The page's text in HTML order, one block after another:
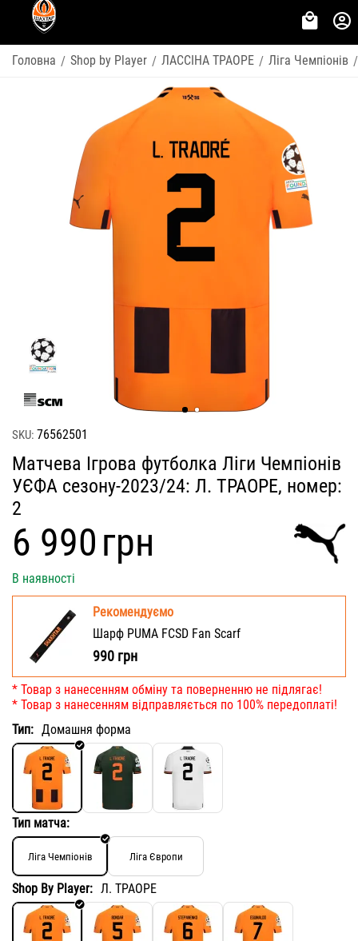
Головна / Shop by Player / ЛАССІНА ТРАОРЕ / Ліга Чемпіонів /
SKU: 76562501
Матчева Ігрова футболка Ліги Чемпіонів
УЄФА сезону-2023/24: Л. ТРАОРЕ, номер:
2
‍6 990‍грн
В наявності
Рекомендуємо
Шарф PUMA FCSD Fan Scarf
990 грн
* Товар з нанесенням обміну та поверненню не підлягає!
* Товар з нанесенням відправляється по 100% передоплаті!
Тип: Домашня форма
Тип матча:
Ліга Чемпіонів Ліга Європи
Shop By Player: Л. ТРАОРЕ